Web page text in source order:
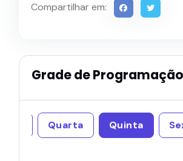
Compartilhar em:
Grade de Programação
Quarta Quinta